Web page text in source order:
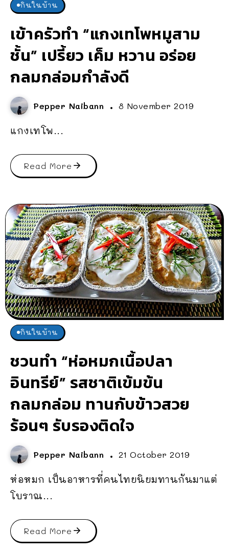
กินในบ้าน
เข้าครัวทำ “แกงเทโพหมูสาม
ชั้น” เปรี้ยว เค็ม หวาน อร่อย
กลมกล่อมกำลังดี
Pepper Naibann 8 November 2019
แกงเทโพ...
Read More
กินในบ้าน
ชวนทำ “ห่อหมกเนื้อปลา
อินทรีย์” รสชาติเข้มข้น
กลมกล่อม ทานกับข้าวสวย
ร้อนๆ รับรองติดใจ
Pepper Naibann 21 October 2019
ห่อหมก เป็นอาหารที่คนไทยนิยมทานกันมาแต่
โบราณ...
Read More